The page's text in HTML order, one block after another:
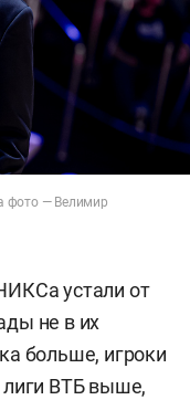
фото — Велимир
устали от
не в их
больше, игроки
лиги ВТБ выше,